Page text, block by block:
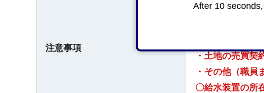
After 10
注意事項
〇権利の取得等
・土地の売買契
・その他（職員
〇給水装置の所